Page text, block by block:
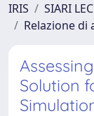
IRIS SIARI
Relazione
Solution